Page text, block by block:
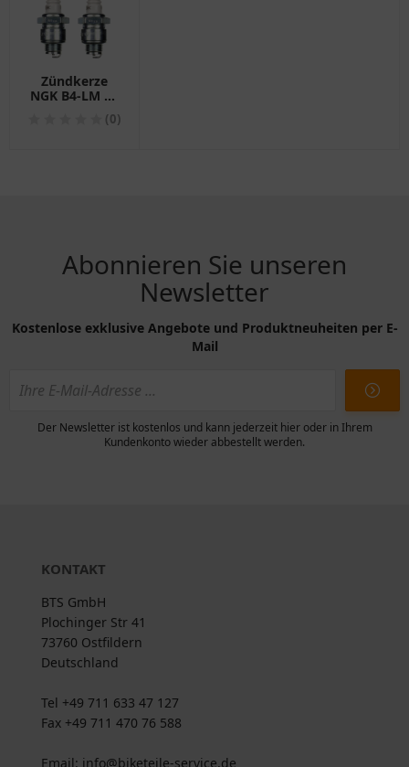
Zündkerze
NGK B4-LM SB
Motorräder(0)
Abonnieren Sie unseren
Newsletter
Kostenlose exklusive Angebote und Produktneuheiten per E-
Mail
Der Newsletter ist kostenlos und kann jederzeit hier oder in Ihrem
Kundenkonto wieder abbestellt werden.
KONTAKT
BTS GmbH
Plochinger Str 41
73760 Ostfildern
Deutschland
Tel +49 711 633 47 127
Fax +49 711 470 76 588
Email: info@biketeile-service.de